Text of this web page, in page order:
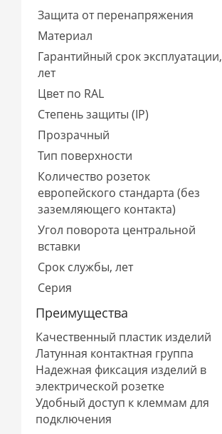
Защита от перенапряжения
Материал
Гарантийный срок эксплуатации,
лет
Цвет по RAL
Степень защиты (IP)
Прозрачный
Тип поверхности
Количество розеток
европейского стандарта (без
заземляющего контакта)
Угол поворота центральной
вставки
Срок службы, лет
Серия
Преимущества
Качественный пластик изделий
Латунная контактная группа
Надежная фиксация изделий в
электрической розетке
Удобный доступ к клеммам для
подключения